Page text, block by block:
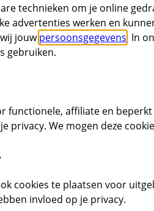
technieken om je online
advertenties werken en
jouwpersoonsgegevens . In
gebruiken.
functionele, affiliate en
privacy. We mogen deze
cookies te plaatsen voor
invloed op je privacy.